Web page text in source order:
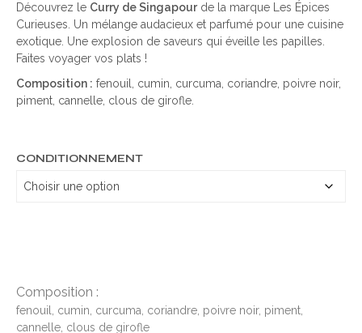
Découvrez le Curry de Singapourde la marque Les Épices
Curieuses. Un mélange audacieux et parfumé pour une cuisine
exotique. Une explosion de saveurs qui éveille les papilles.
Faites voyager vos plats !
Composition : fenouil, cumin, curcuma, coriandre, poivre noir,
piment, cannelle, clous de girofle.
CONDITIONNEMENT
Composition :
fenouil, cumin, curcuma, coriandre, poivre noir, piment,
cannelle, clous de girofle